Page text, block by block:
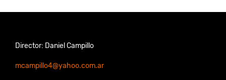
Director: Daniel Campillo
mcampillo4@yahoo.com.ar